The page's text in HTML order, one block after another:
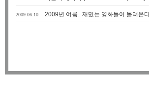
2009.06.10 2009년 여름.. 재밌는 영화들이 몰려온